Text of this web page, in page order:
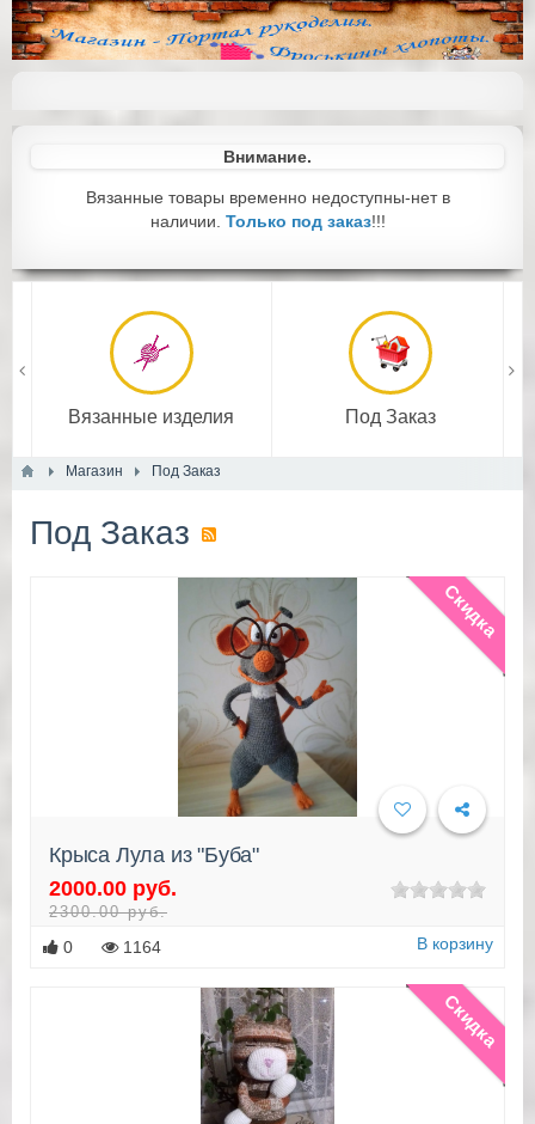
Внимание.
Вязанные товары временно недоступны-нет в
наличии. Только под заказ!!!
Вязанные изделия Под Заказ
Магазин Под Заказ
Под Заказ
Скидка
Крыса Лула из "Буба"
2000.00 руб.
2300.00 руб.
0 1164 В корзину
Скидка